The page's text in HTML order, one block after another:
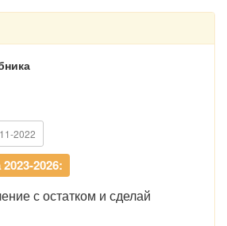
2022
2026:
с остатком и сделай